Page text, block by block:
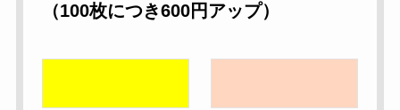
（100枚につき600円アップ）